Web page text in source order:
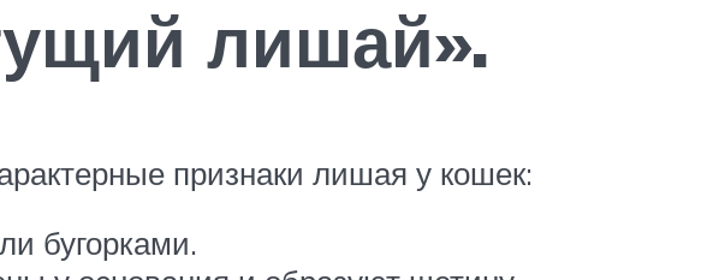
лишай».
признаки лишая у кошек:
бугорками.